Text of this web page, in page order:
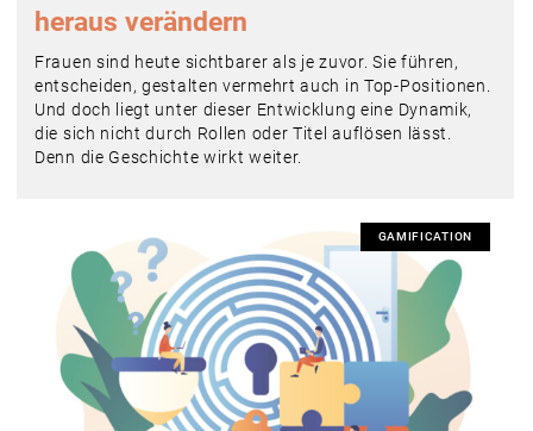
heraus verändern
Frauen sind heute sichtbarer als je zuvor. Sie führen,
entscheiden, gestalten vermehrt auch in Top-Positionen.
Und doch liegt unter dieser Entwicklung eine Dynamik,
die sich nicht durch Rollen oder Titel auflösen lässt.
Denn die Geschichte wirkt weiter.
GAMIFICATION